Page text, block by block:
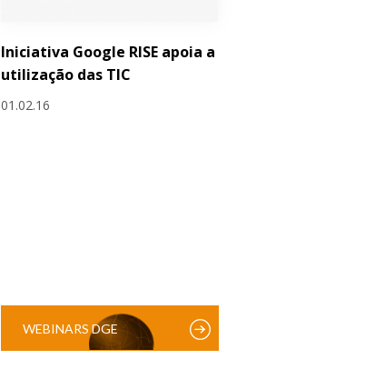
Iniciativa Google RISE apoia a
utilização das TIC
01.02.16
WEBINARS DGE